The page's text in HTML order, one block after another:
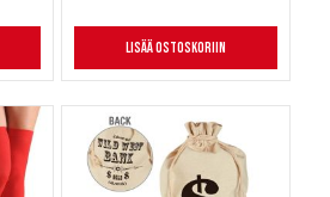
Lisää ostoskoriin